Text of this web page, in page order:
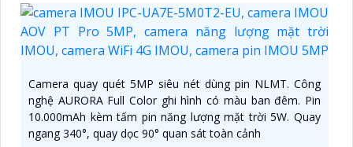
Camera quay quét 5MP siêu nét dùng pin NLMT. Công
nghệ AURORA Full Color ghi hình có màu ban đêm. Pin
10.000mAh kèm tấm pin năng lượng mặt trời 5W. Quay
ngang 340°, quay dọc 90° quan sát toàn cảnh